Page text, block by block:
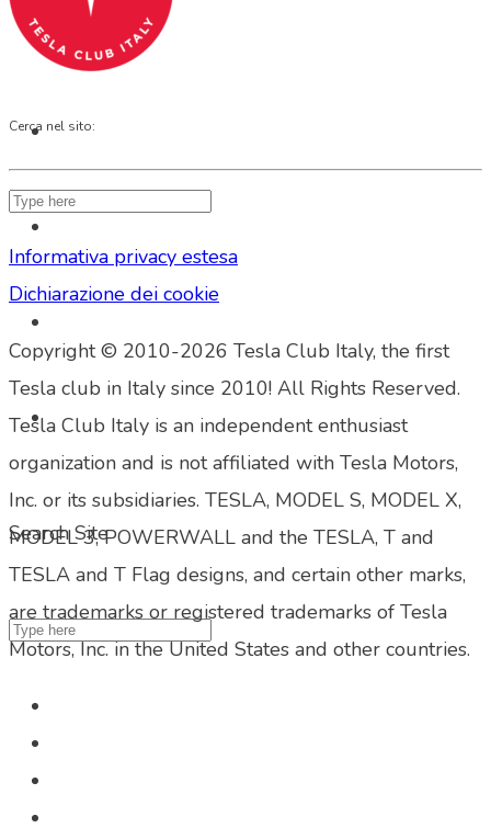
Search Site
Cerca nel sito:
Informativa privacy estesa
Dichiarazione dei cookie
Copyright © 2010-2026 Tesla Club Italy, the first
Tesla club in Italy since 2010! All Rights Reserved.
Tesla Club Italy is an independent enthusiast
organization and is not affiliated with Tesla Motors,
Inc. or its subsidiaries. TESLA, MODEL S, MODEL X,
MODEL 3, POWERWALL and the TESLA, T and
TESLA and T Flag designs, and certain other marks,
are trademarks or registered trademarks of Tesla
Motors, Inc. in the United States and other countries.